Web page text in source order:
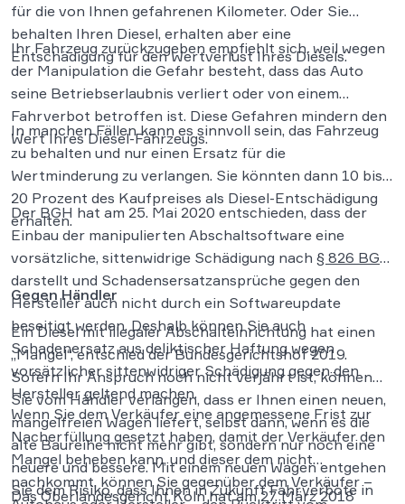
für die von Ihnen gefahrenen Kilometer. Oder Sie
behalten Ihren Diesel, erhalten aber eine
Entschädigung für den Wertverlust Ihres Diesels.
Ihr Fahrzeug zurückzugeben empfiehlt sich, weil wegen
der Manipulation die Gefahr besteht, dass das Auto
seine Betriebserlaubnis verliert oder von einem
Fahrverbot betroffen ist. Diese Gefahren mindern den
Wert Ihres Diesel-Fahrzeugs.
In manchen Fällen kann es sinnvoll sein, das Fahrzeug
zu behalten und nur einen Ersatz für die
Wertminderung zu verlangen. Sie könnten dann 10 bis
20 Prozent des Kaufpreises als Diesel-Entschädigung
erhalten.
Der BGH hat am 25. Mai 2020 entschieden, dass der
Einbau der manipulierten Abschaltsoftware eine
vorsätzliche, sittenwidrige Schädigung nach § 826 BGB
darstellt und Schadensersatzansprüche gegen den
Hersteller auch nicht durch ein Softwareupdate
beseitigt werden. Deshalb können Sie auch
Schadenersatz aus deliktischer Haftung wegen
vorsätzlicher sittenwidriger Schädigung gegen den
Hersteller geltend machen.
Gegen Händler
Ein Diesel mit illegaler Abschalteinrichtung hat einen
„Mangel“, entschied der Bundesgerichtshof 2019.
Sofern Ihr Anspruch noch nicht verjährt ist, können
Sie vom Händler verlangen, dass er Ihnen einen neuen,
mangelfreien Wagen liefert, selbst dann, wenn es die
alte Baureihe nicht mehr gibt, sondern nur noch eine
neuere und bessere. Mit einem neuen Wagen entgehen
Sie dem Risiko, dass Ihnen in Zukunft Fahrverbote in
Wenn Sie dem Verkäufer eine angemessene Frist zur
Nacherfüllung gesetzt haben, damit der Verkäufer den
Mangel beheben kann, und dieser dem nicht
nachkommt, können Sie gegenüber dem Verkäufer –
Das Oberlandesgericht Köln hat am 27. März 2018